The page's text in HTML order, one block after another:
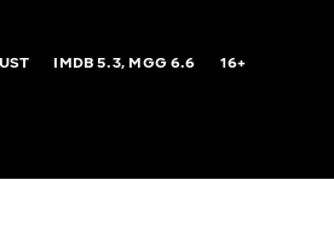
IMDB5.3, MGG6.6 16+